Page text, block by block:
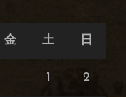
金 土 日
1 2